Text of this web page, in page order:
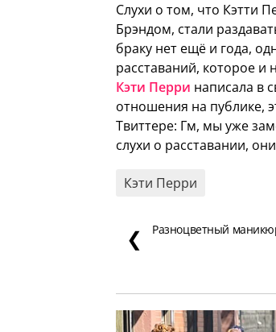
Слухи о том, что Кэтти
Брэндом, стали
браку нет ещё и года,
расставаний, которое и
Кэти Перри написала в
отношения на публике,
Твиттере: Гм, мы уже
слухи о расставании,
Кэти Перри
❮ Разноцветный